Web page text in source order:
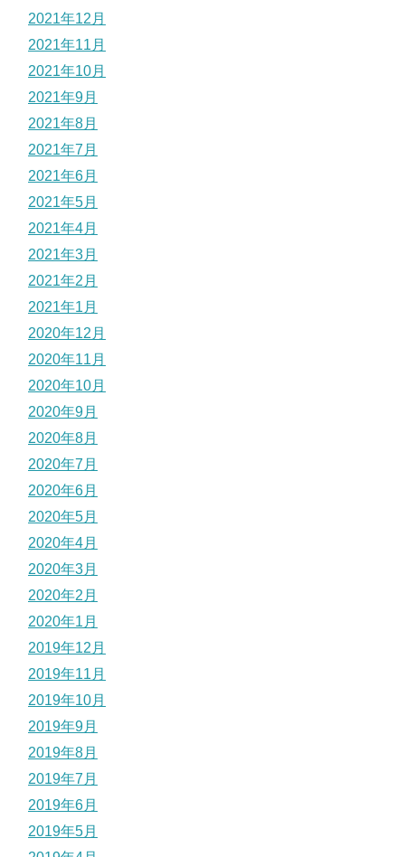
2021年12月
2021年11月
2021年10月
2021年9月
2021年8月
2021年7月
2021年6月
2021年5月
2021年4月
2021年3月
2021年2月
2021年1月
2020年12月
2020年11月
2020年10月
2020年9月
2020年8月
2020年7月
2020年6月
2020年5月
2020年4月
2020年3月
2020年2月
2020年1月
2019年12月
2019年11月
2019年10月
2019年9月
2019年8月
2019年7月
2019年6月
2019年5月